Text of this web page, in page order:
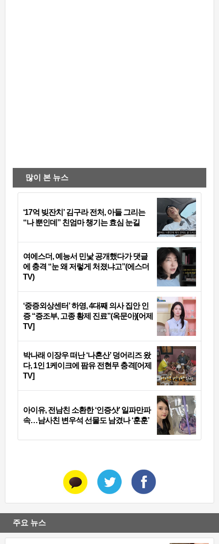
많이 본 뉴스
‘17억 빚잔치’ 김구라 전처, 아들 그리는
“나 뿐인데” 친엄마 챙기는 효심 눈길
여에스더, 예능서 민낯 공개했다가 댓글
에 충격 “눈 왜 저렇게 처졌냐고”(에스더
TV)
‘중증외상센터’ 하영, 4대째 의사 집안 인
증 “증조부, 고종 황제 진료”(옥문아)[어제
TV]
박나래 이장우 떠난 ‘나혼산’ 덩어리즈 왔
다, 1인 1케이크에 팜유 전현무 충격[어제
TV]
아이유, 전남친 소환한 ‘인증샷’ 일파만파
속…남사친 변우석 선물도 남겼나 ‘훈훈’
주요 뉴스